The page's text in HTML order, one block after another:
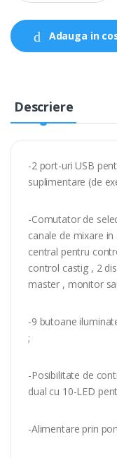
Adauga in
Descriere
-2 port-uri USB
suplimentare (de
-Comutator de
canale de mixare
central pentru
control castig , 2
master , monitor
-9 butoane
;
-Posibilitate de
dual cu 10-LED
-Alimentare prin